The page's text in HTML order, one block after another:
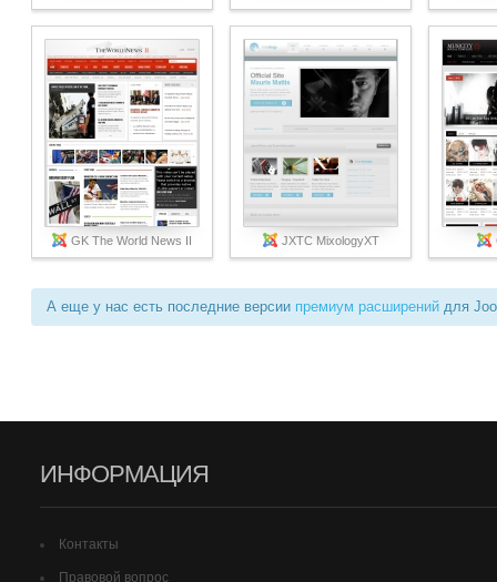
GK The World News II JXTC MixologyXT
А еще у нас есть последние версии премиум расширений для
ИНФОРМАЦИЯ
Контакты
Правовой вопрос